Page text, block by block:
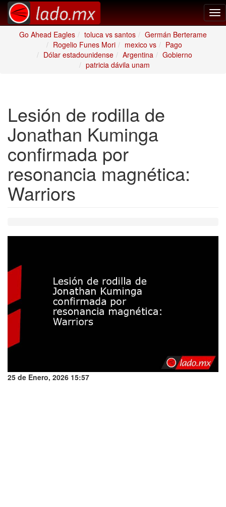
Go Ahead Eagles
toluca vs santos
Germán Berterame
Rogelio Funes Mori
mexico vs
Pago
Dólar estadounidense
Argentina
Gobierno
patricia dávila unam
Lesión de rodilla de
Jonathan Kuminga
confirmada por
resonancia magnética:
Warriors
25 de Enero, 2026 15:57